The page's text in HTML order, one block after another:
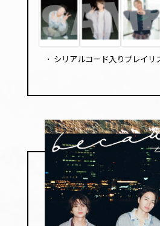
･ シリアルコード入りプレイリ